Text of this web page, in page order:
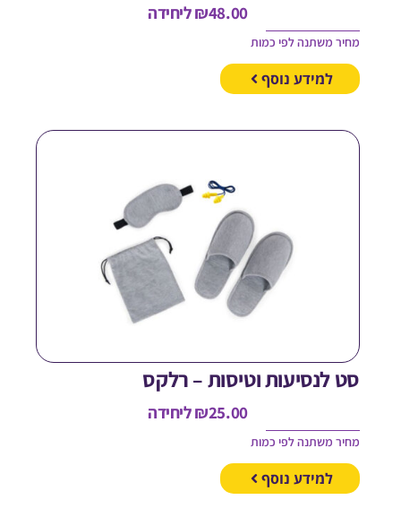
₪ליחידה
משתנה לפי כמות
למידע נוסף
לנסיעות וטיסות – רלקס
₪ליחידה
משתנה לפי כמות
למידע נוסף